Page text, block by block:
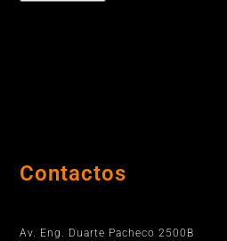
Contactos
Av. Eng. Duarte Pacheco 2500B